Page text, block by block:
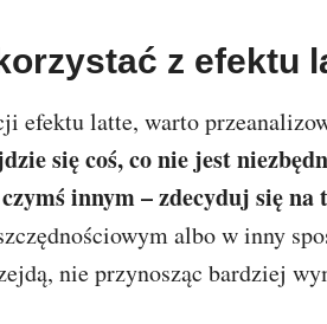
z efektu
efektu latte, warto
się coś, co nie jest
innym – zdecyduj się na
albo w inny
nie przynosząc bardziej